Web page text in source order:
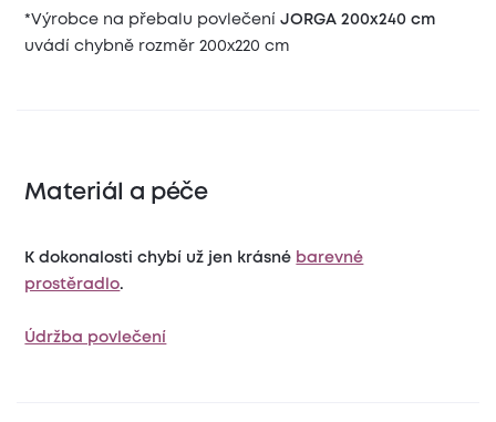
*Výrobce na přebalu povlečení JORGA 200x240 cm
uvádí chybně rozměr 200x220 cm
Materiál a péče
K dokonalosti chybí už jen krásné barevné
prostěradlo.
Údržba povlečení